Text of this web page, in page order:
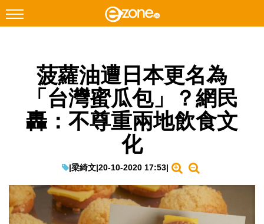
Facebook Instagram
網絡生活
EduTech
IT Times
菠蘿油遭日本更名為
「台灣蜜瓜包」？網民
轟：不尊重兩地飲食文
化
|梁綺文|20-10-2020 17:53|